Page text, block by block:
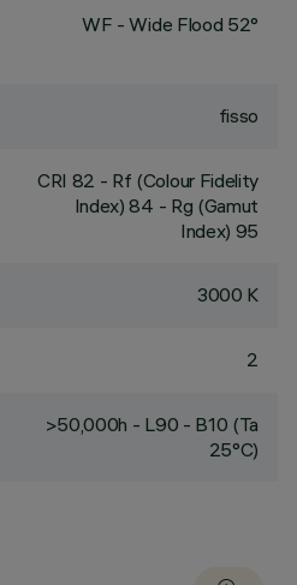
WF - Wide Flood 52°
fisso
CRI 82 - Rf (Colour Fidelity
Index) 84 - Rg (Gamut
Index) 95
3000 K
2
>50,000h - L90 - B10 (Ta
25°C)